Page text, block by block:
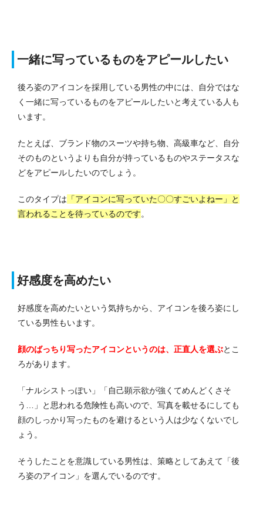
一緒に写っているものをアピールしたい
後ろ姿のアイコンを採用している男性の中には、自分ではな
く一緒に写っているものをアピールしたいと考えている人も
います。
たとえば、ブランド物のスーツや持ち物、高級車など、自分
そのものというよりも自分が持っているものやステータスな
どをアピールしたいのでしょう。
このタイプは 「アイコンに写っていた〇〇すごいよねー」と
言われることを待っているのです。
好感度を高めたい
好感度を高めたいという気持ちから、アイコンを後ろ姿にし
ている男性もいます。
顔のばっちり写ったアイコンというのは、正直人を選ぶとこ
ろがあります。
「ナルシストっぽい」「自己顕示欲が強くてめんどくさそ
う…」と思われる危険性も高いので、写真を載せるにしても
顔のしっかり写ったものを避けるという人は少なくないでし
ょう。
そうしたことを意識している男性は、策略としてあえて「後
ろ姿のアイコン」を選んでいるのです。